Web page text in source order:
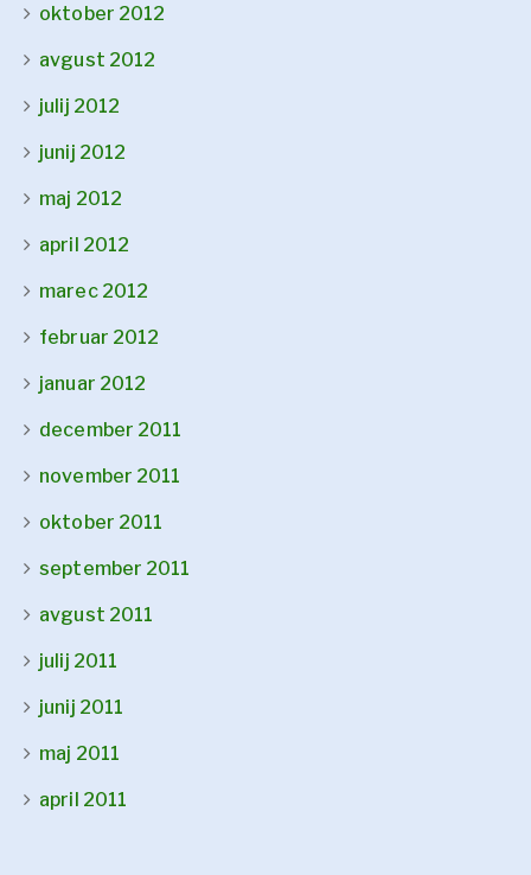
oktober 2012
avgust 2012
julij 2012
junij 2012
maj 2012
april 2012
marec 2012
februar 2012
januar 2012
december 2011
november 2011
oktober 2011
september 2011
avgust 2011
julij 2011
junij 2011
maj 2011
april 2011